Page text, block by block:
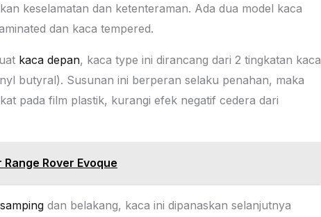
keselamatan dan ketenteraman. Ada dua model kaca
dan kaca tempered.
kaca depan, kaca type ini dirancang dari 2 tingkatan kaca
butyral). Susunan ini berperan selaku penahan, maka
pada film plastik, kurangi efek negatif cedera dari
Rover Evoque
dan belakang, kaca ini dipanaskan selanjutnya